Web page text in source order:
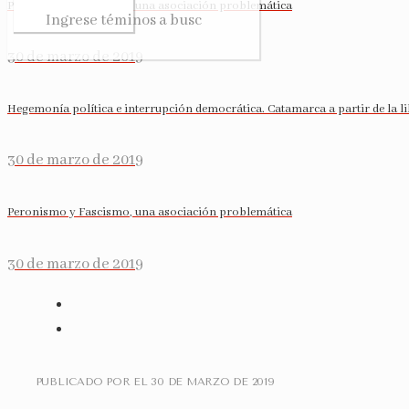
Peronismo y Fascismo, una asociación problemática
30 de marzo de 2019
Hegemonía política e interrupción democrática. Catamarca a partir de la
30 de marzo de 2019
Peronismo y Fascismo, una asociación problemática
30 de marzo de 2019
PUBLICADO POR EL 30 DE MARZO DE 2019